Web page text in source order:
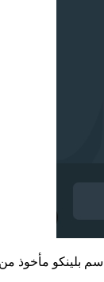
بلينكو مأخوذ